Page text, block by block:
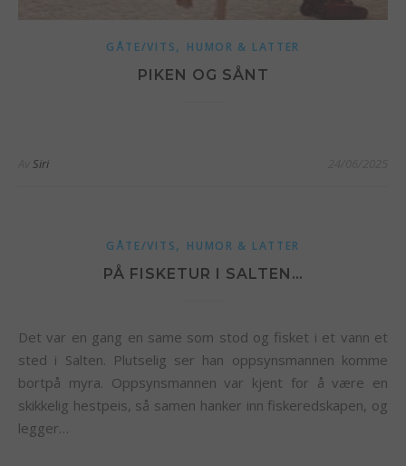
GÅTE/VITS, HUMOR & LATTER
PIKEN OG SÅNT
Siri
GÅTE/VITS, HUMOR & LATTER
PÅ FISKETUR I SALTEN…
Det var en gang en same som stod og fisket i et vann et
sted i Salten. Plutselig ser han oppsynsmannen komme
bortpå myra. Oppsynsmannen var kjent for å være en
skikkelig hestpeis, så samen hanker inn fiskeredskapen, og
legger…